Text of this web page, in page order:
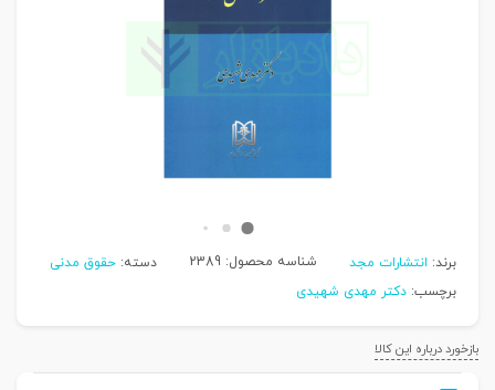
برند: انتشارات مجد شناسه محصول: 2389 دسته: حقوق مدنی
برچسب: دکتر مهدی شهیدی
بازخورد درباره این کالا